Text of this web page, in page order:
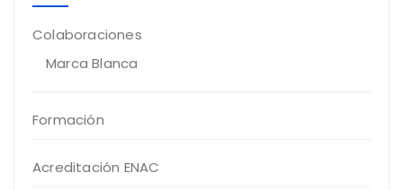
Colaboraciones
Marca Blanca
Formación
Acreditación ENAC